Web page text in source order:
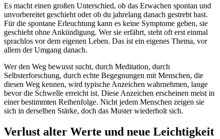
Es macht einen großen Unterschied, ob das Erwachen spontan und
unvorbereitet geschieht oder ob du jahrelang danach gestrebt hast.
Für die spontane Erleuchtung kann es keine Symptome geben, sie
geschieht ohne Ankündigung. Wer sie erfährt, steht oft erst einmal
sprachlos vor dem eigenen Leben. Das ist ein eigenes Thema, vor
allem der Umgang danach.
Wer den Weg bewusst sucht, durch Meditation, durch
Selbsterforschung, durch echte Begegnungen mit Menschen, die
diesen Weg kennen, wird typische Anzeichen wahrnehmen, lange
bevor die Schwelle erreicht ist. Diese Anzeichen erscheinen meist in
einer bestimmten Reihenfolge. Nicht jedem Menschen zeigen sie
sich in derselben Stärke, doch das Muster wiederholt sich.
Verlust alter Werte und neue Leichtigkeit